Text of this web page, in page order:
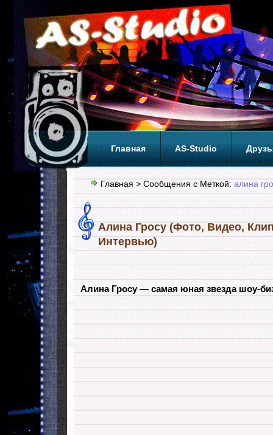
Главная AS-Studio
Теги ТОП
Главная > Сообщения с Меткой: алина
Алина Гросу (Фото, Видео,
Интервью)
Алина Гросу — самая юная звезда шоу-